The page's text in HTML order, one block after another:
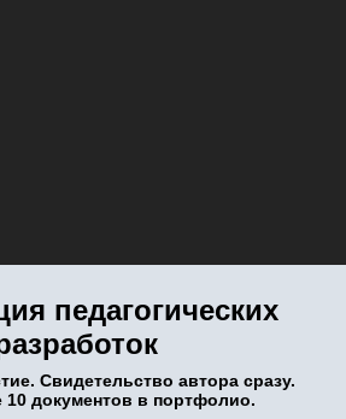
педагогических
Свидетельство автора сразу.
10 документов в портфолио.